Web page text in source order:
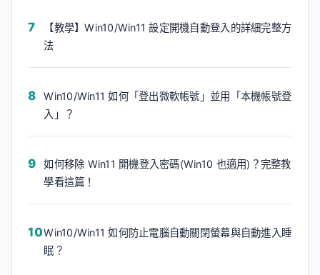
【教學】Win10/Win11 設定開機自動登入的詳細完整方
法
Win10/Win11 如何「登出微軟帳號」並用「本機帳號登
入」？
如何移除 Win11 開機登入密碼(Win10 也適用)？完整教
學看這篇！
Win10/Win11 如何防止電腦自動關閉螢幕與自動進入睡
眠？